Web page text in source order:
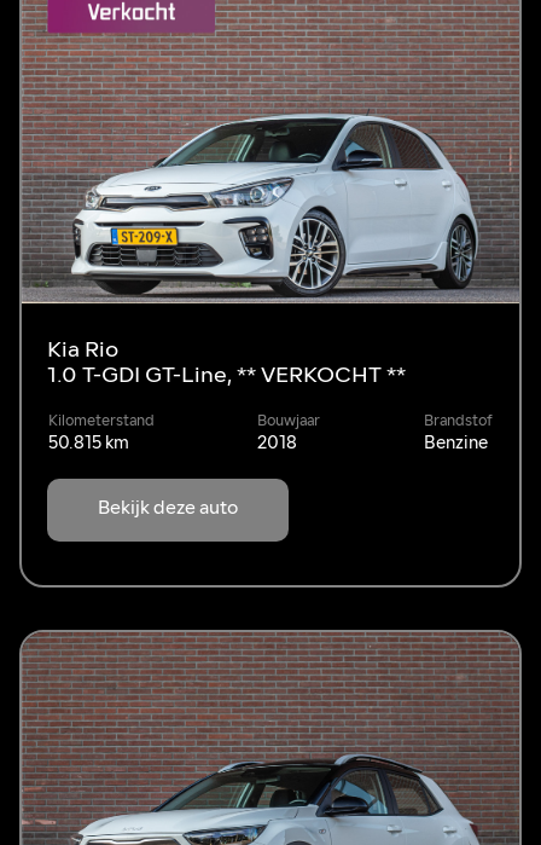
Kia Rio
1.0 T-GDI GT-Line, ** VERKOCHT **
Kilometerstand
50.815 km
Bouwjaar
2018
Brandstof
Benzine
Bekijk deze auto